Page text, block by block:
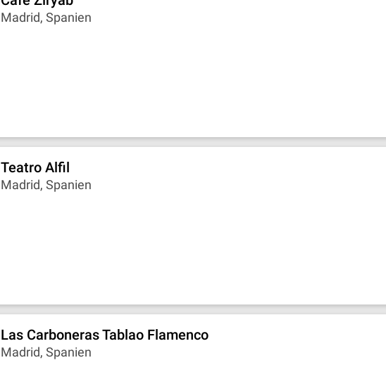
Madrid, Spanien
Teatro Alfil
Madrid, Spanien
Las Carboneras Tablao Flamenco
Madrid, Spanien